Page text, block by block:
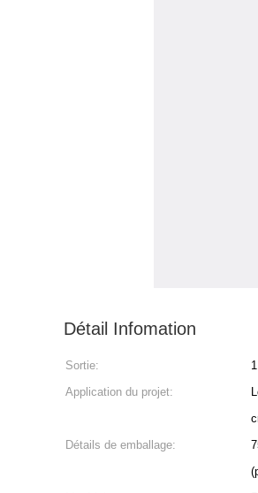
Détail Infomation
Sortie:
Application du projet:
Détails de emballage: